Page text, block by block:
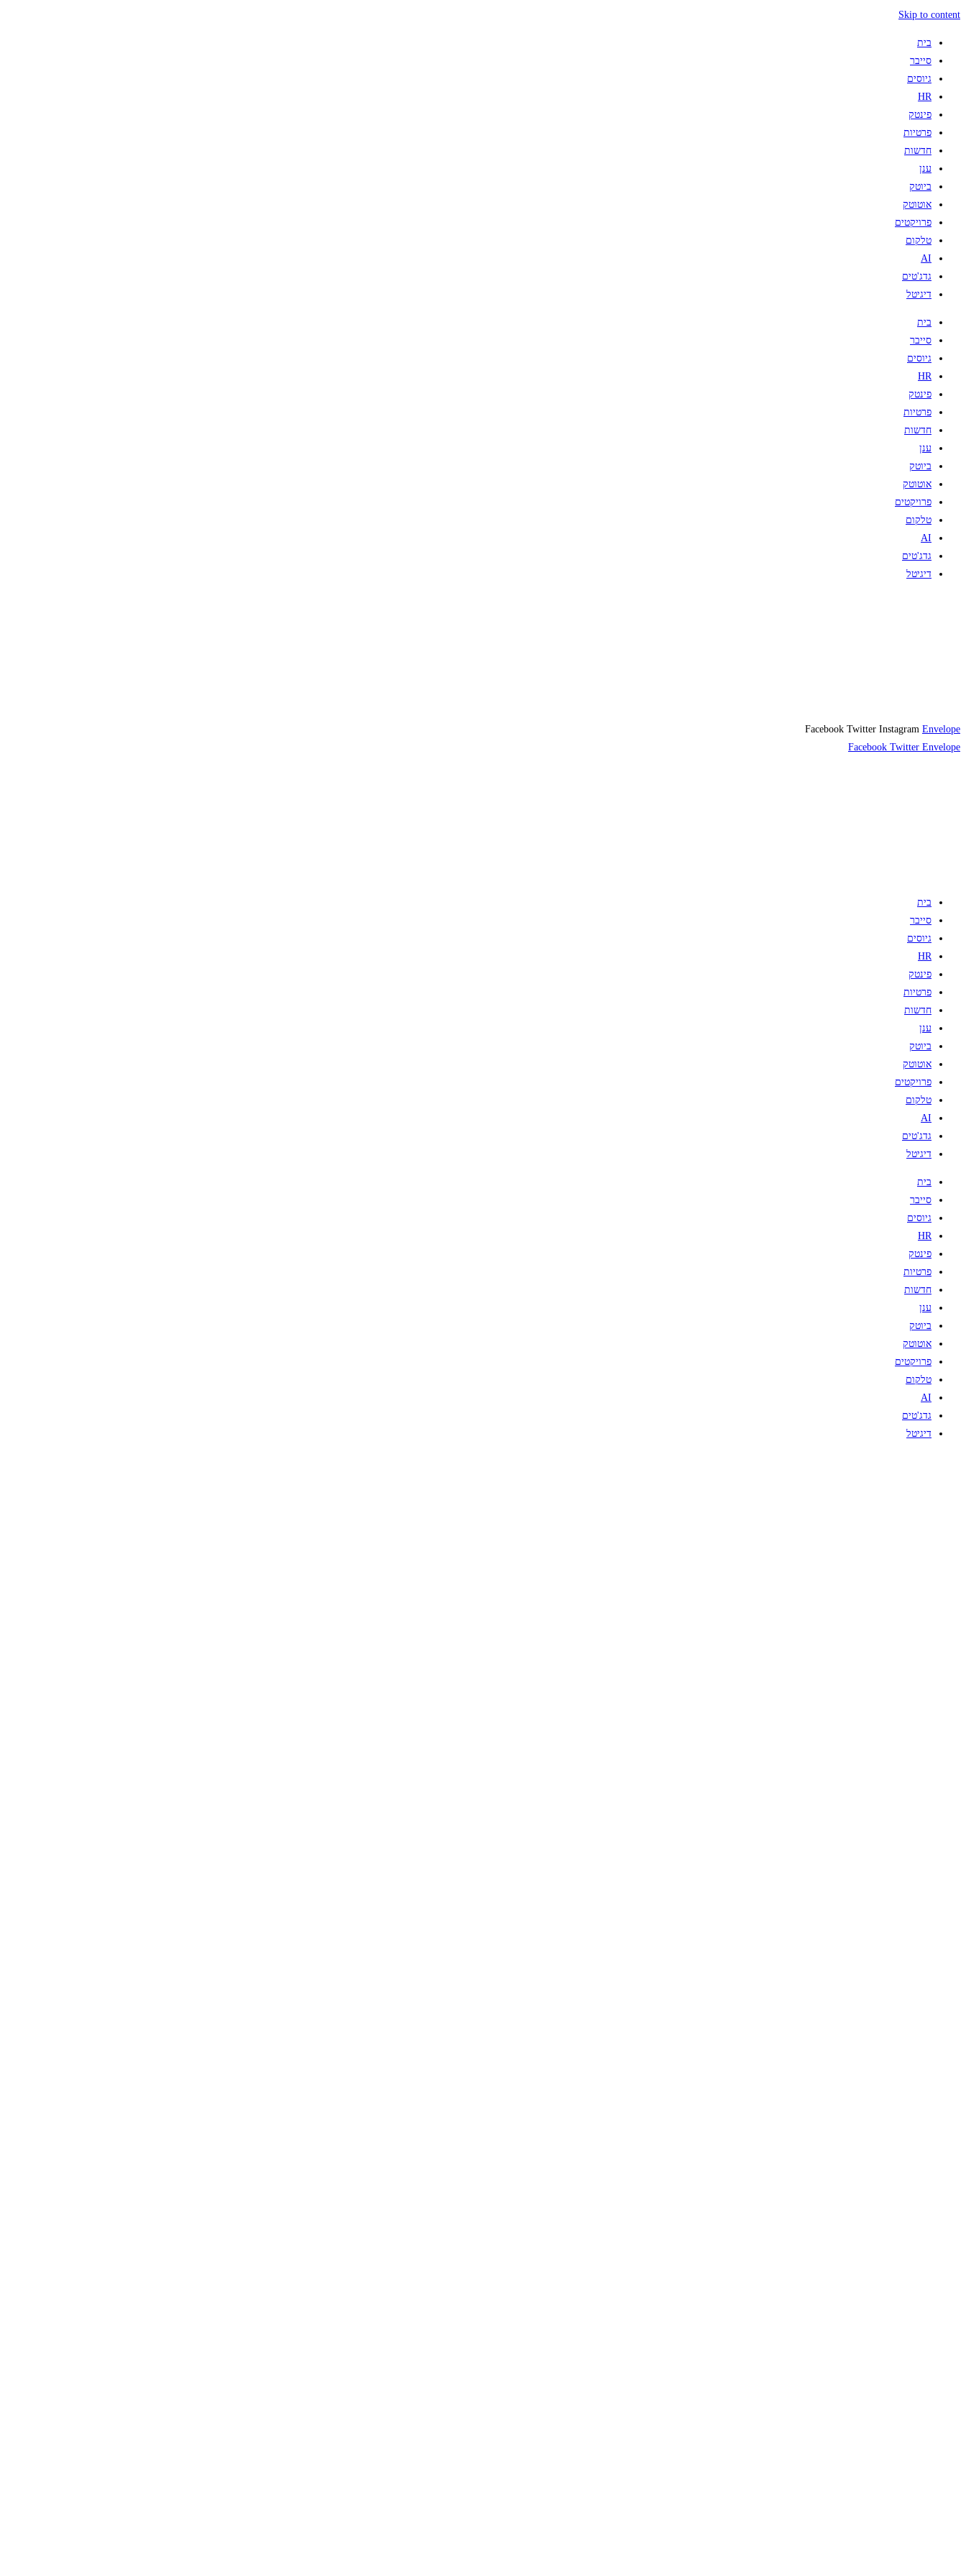
Skip to content
בית
סייבר
גיוסים
HR
פינטק
פרטיות
חדשות
ענן
ביוטק
אוטוטק
פרויקטים
טלקום
AI
גדג'טים
דיגיטל
בית
סייבר
גיוסים
HR
פינטק
פרטיות
חדשות
ענן
ביוטק
אוטוטק
פרויקטים
טלקום
AI
גדג'טים
דיגיטל
Facebook Twitter Instagram Envelope
Facebook Twitter Envelope
בית
סייבר
גיוסים
HR
פינטק
פרטיות
חדשות
ענן
ביוטק
אוטוטק
פרויקטים
טלקום
AI
גדג'טים
דיגיטל
בית
סייבר
גיוסים
HR
פינטק
פרטיות
חדשות
ענן
ביוטק
אוטוטק
פרויקטים
טלקום
AI
גדג'טים
דיגיטל